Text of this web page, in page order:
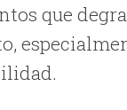
que